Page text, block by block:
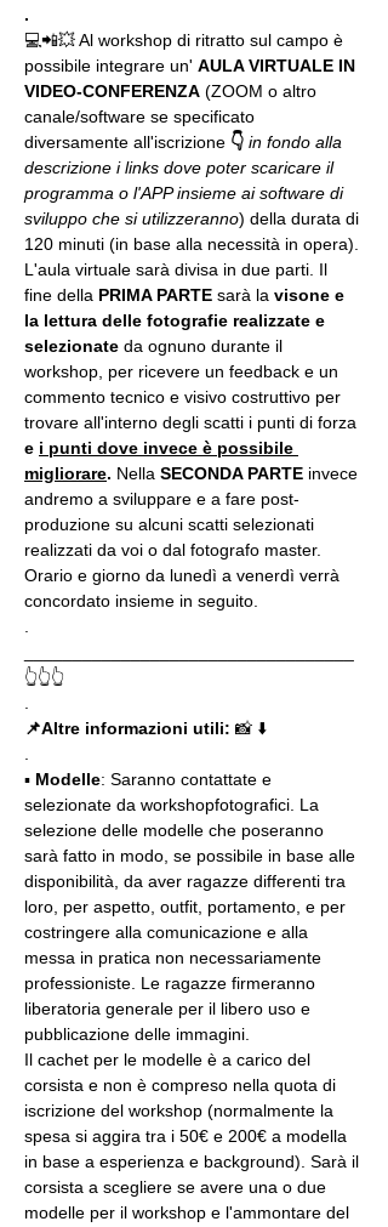
.
💻📲💥 Al workshop di ritratto sul campo è
possibile integrare un' AULA VIRTUALE IN
VIDEO-CONFERENZA (ZOOM o altro
canale/software se specificato
diversamente all'iscrizione 👇 in fondo alla
descrizione i links dove poter scaricare il
programma o l'APP insieme ai software di
sviluppo che si utilizzeranno) della durata di
120 minuti (in base alla necessità in opera).
L'aula virtuale sarà divisa in due parti. Il
fine della PRIMA PARTE sarà la visone e
la lettura delle fotografie realizzate e
selezionate da ognuno durante il
workshop, per ricevere un feedback e un
commento tecnico e visivo costruttivo per
trovare all'interno degli scatti i punti di forza
e i punti dove invece è possibile
migliorare. Nella SECONDA PARTE invece
andremo a sviluppare e a fare post-
produzione su alcuni scatti selezionati
realizzati da voi o dal fotografo master.
Orario e giorno da lunedì a venerdì verrà
concordato insieme in seguito.
👆👆👆
📌Altre informazioni utili: 📸 ⬇️
▪️ Modelle: Saranno contattate e
selezionate da workshopfotografici. La
selezione delle modelle che poseranno
sarà fatto in modo, se possibile in base alle
disponibilità, da aver ragazze differenti tra
loro, per aspetto, outfit, portamento, e per
costringere alla comunicazione e alla
messa in pratica non necessariamente
professioniste. Le ragazze firmeranno
liberatoria generale per il libero uso e
pubblicazione delle immagini.
Il cachet per le modelle è a carico del
corsista e non è compreso nella quota di
iscrizione del workshop (normalmente la
spesa si aggira tra i 50€ e 200€ a modella
in base a esperienza e background). Sarà il
corsista a scegliere se avere una o due
modelle per il workshop e l'ammontare del